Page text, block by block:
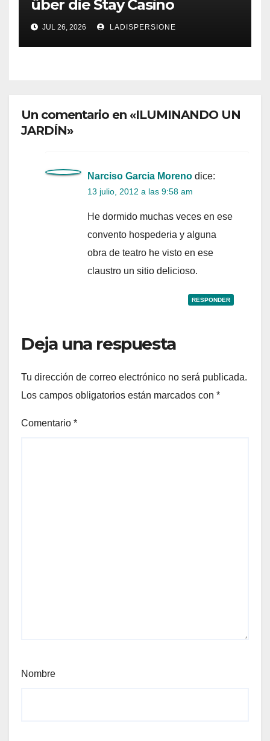
über die Stay Casino
Bonusbedingungen
JUL 26, 2026 LADISPERSIONE
Un comentario en «ILUMINANDO UN
JARDÍN»
Narciso Garcia Moreno dice:
13 julio, 2012 a las 9:58 am
He dormido muchas veces en ese
convento hospederia y alguna
obra de teatro he visto en ese
claustro un sitio delicioso.
RESPONDER
Deja una respuesta
Tu dirección de correo electrónico no será publicada.
Los campos obligatorios están marcados con *
Comentario *
Nombre